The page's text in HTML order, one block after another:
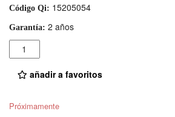
Código Qi: 15205054
Garantía: 2 años
Cantidad
añadir a favoritos
Próximamente